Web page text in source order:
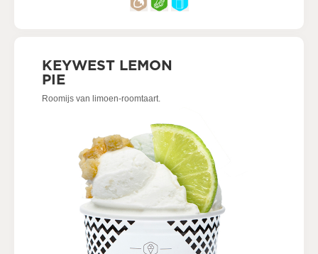
KEYWEST LEMON
PIE
Roomijs van limoen-roomtaart.